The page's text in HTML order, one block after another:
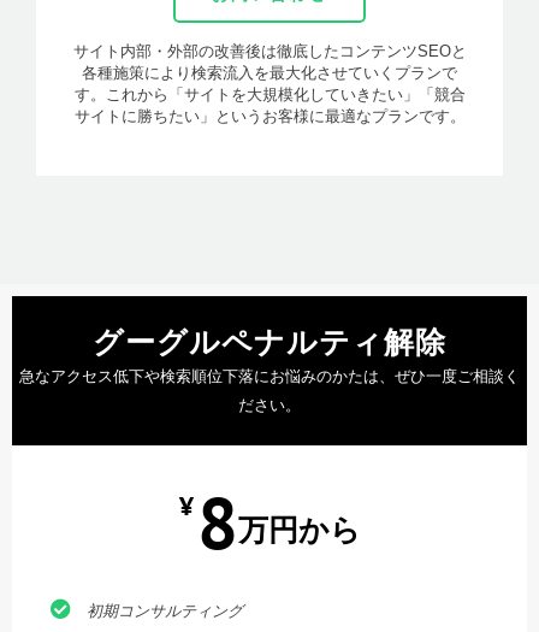
サイト内部・外部の改善後は徹底したコンテンツSEOと
各種施策により検索流入を最大化させていくプランで
す。これから「サイトを大規模化していきたい」「競合
サイトに勝ちたい」というお客様に最適なプランです。
グーグルペナルティ解除
急なアクセス低下や検索順位下落にお悩みのかたは、ぜひ一度ご相談く
ださい。
¥ 8万円から
初期コンサルティング